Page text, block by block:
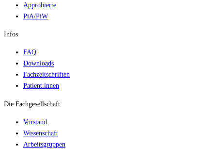
Approbierte
PiA/PiW
Infos
FAQ
Downloads
Fachzeitschriften
Patient:innen
Die Fachgesellschaft
Vorstand
Wissenschaft
Arbeitsgruppen